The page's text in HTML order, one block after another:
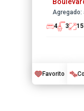
Agregado:
4
3
Favorito